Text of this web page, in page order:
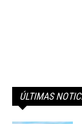
ÚLTIMAS